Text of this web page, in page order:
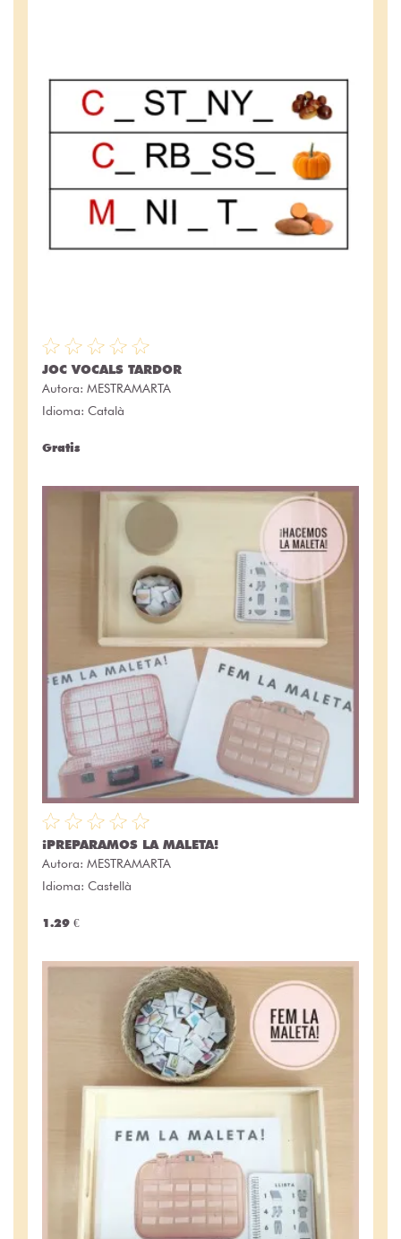
JOC VOCALS TARDOR
Autora: MESTRAMARTA
Idioma: Català
Gratis
¡PREPARAMOS LA MALETA!
Autora: MESTRAMARTA
Idioma: Castellà
1.29 €